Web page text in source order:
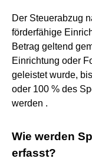
Der Steuerabzug
förderfähige
Betrag geltend
Einrichtung oder
geleistet wurde,
oder 100 % des
werden .
Wie werden
erfasst?